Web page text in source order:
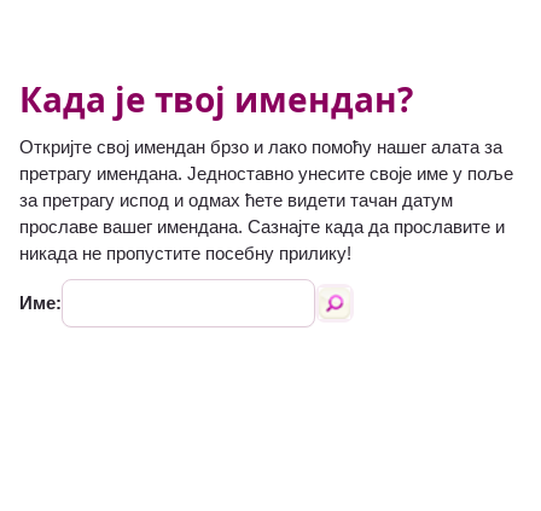
Када је твој имендан?
Откријте свој имендан брзо и лако помоћу нашег алата за
претрагу имендана. Једноставно унесите своје име у поље
за претрагу испод и одмах ћете видети тачан датум
прославе вашег имендана. Сазнајте када да прославите и
никада не пропустите посебну прилику!
Име: